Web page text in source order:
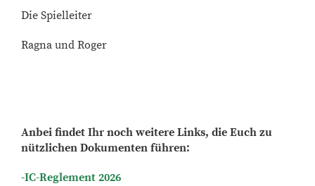
Die Spielleiter
Ragna und Roger
Anbei findet Ihr noch weitere Links, die Euch zu
nützlichen Dokumenten führen:
-IC-Reglement 2026